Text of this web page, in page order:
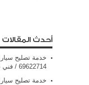
أحدث المقالات
خدمة تصليح
69622714‬ / فني سيارات
خدمة تصليح